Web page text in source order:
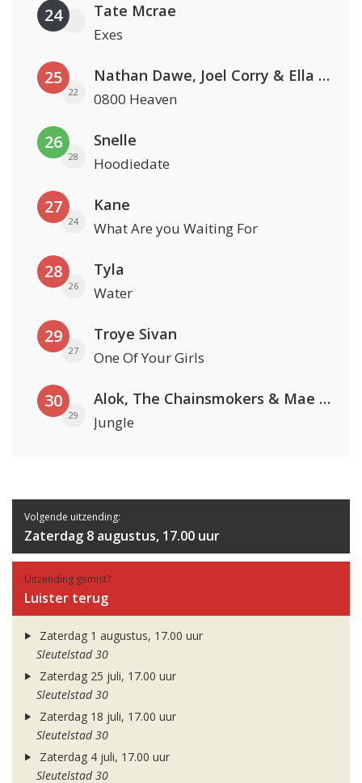
24 Tate Mcrae
Exes
25
22
Nathan Dawe, Joel Corry & Ella Henderson
0800 Heaven
26
28
Snelle
Hoodiedate
27
24
Kane
What Are you Waiting For
28
26
Tyla
Water
29
27
Troye Sivan
One Of Your Girls
30
29
Alok, The Chainsmokers & Mae Stephens
Jungle
Volgende uitzending:
Zaterdag 8 augustus, 17.00 uur
Uitzending gemist?
Luister terug
Zaterdag 1 augustus, 17.00 uur
Sleutelstad 30
Zaterdag 25 juli, 17.00 uur
Sleutelstad 30
Zaterdag 18 juli, 17.00 uur
Sleutelstad 30
Zaterdag 4 juli, 17.00 uur
Sleutelstad 30